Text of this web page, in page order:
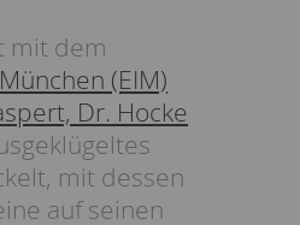
mit dem
(EIM)
Dr. Hocke
mit dessen
auf seinen